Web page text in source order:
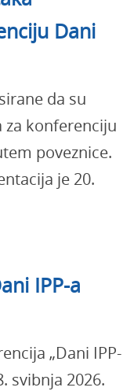
Dani
da su
za konferenciju
poveznice.
je 20.
IPP-a
„Dani IPP-
svibnja 2026.